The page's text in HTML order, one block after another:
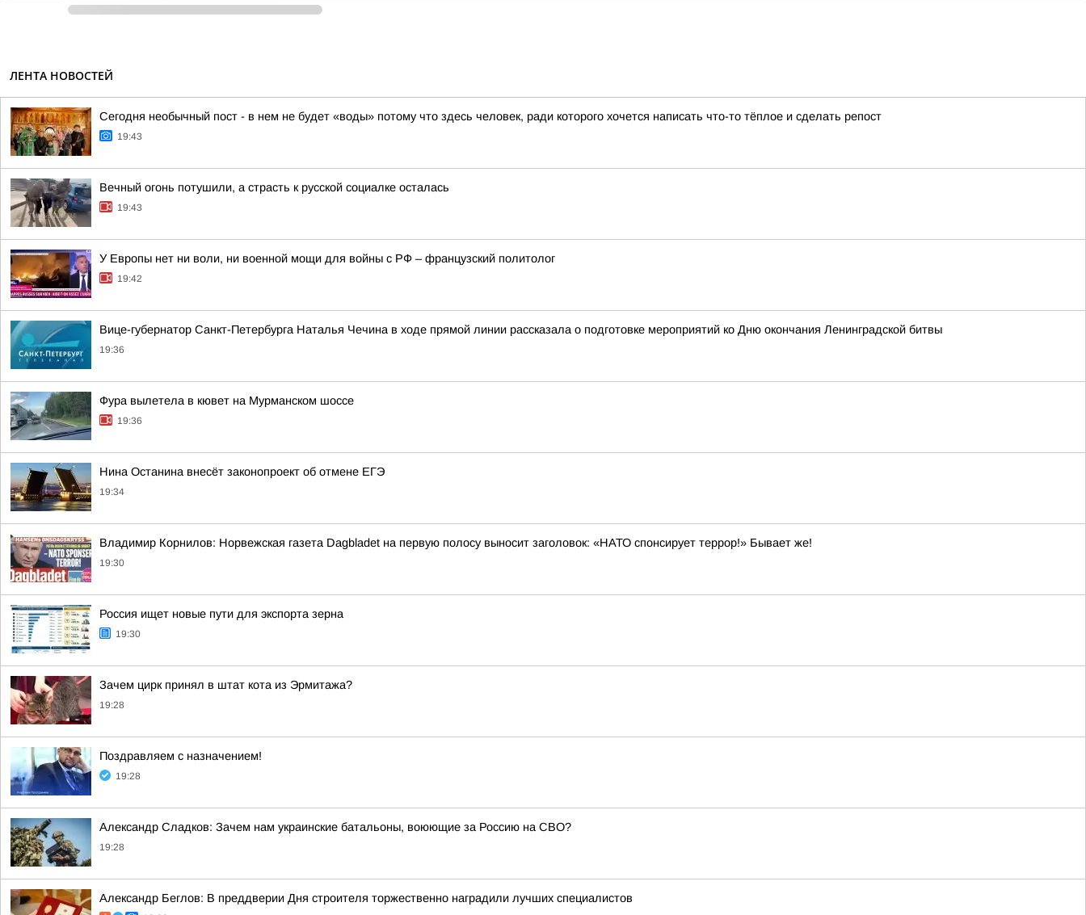
ЛЕНТА НОВОСТЕЙ
Сегодня необычный пост - в нем не будет «воды» потому что здесь человек, ради которого хочется написать что-то тёплое и сделать репост
19:43
Вечный огонь потушили, а страсть к русской социалке осталась
19:43
У Европы нет ни воли, ни военной мощи для войны с РФ – французский политолог
19:42
Вице-губернатор Санкт-Петербурга Наталья Чечина в ходе прямой линии рассказала о подготовке мероприятий ко Дню окончания Ленинградской битвы
19:36
Фура вылетела в кювет на Мурманском шоссе
19:36
Нина Останина внесёт законопроект об отмене ЕГЭ
19:34
Владимир Корнилов: Норвежская газета Dagbladet на первую полосу выносит заголовок: «НАТО спонсирует террор!» Бывает же!
19:30
Россия ищет новые пути для экспорта зерна
19:30
Зачем цирк принял в штат кота из Эрмитажа?
19:28
Поздравляем с назначением!
19:28
Александр Сладков: Зачем нам украинские батальоны, воюющие за Россию на СВО?
19:28
Александр Беглов: В преддверии Дня строителя торжественно наградили лучших специалистов